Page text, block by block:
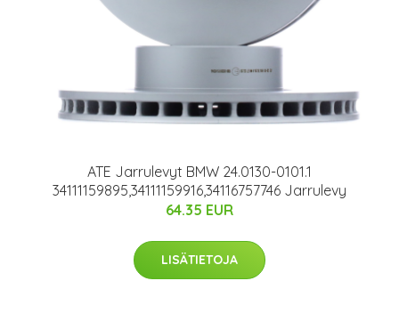
ATE Jarrulevyt BMW 24.0130-0101.1
34111159895,34111159916,34116757746 Jarrulevy
64.35 EUR
LISÄTIETOJA